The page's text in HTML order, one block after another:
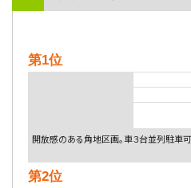
第1位
開放感のある角地区画。車３台並列駐車
第2位